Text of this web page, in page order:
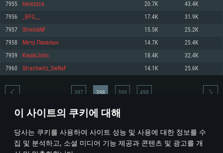
이 사이트의 쿠키에 대해
당사는 쿠키를 사용하여 사이트 성능 및 사용에 대한 정보를 수
집 및 분석하고, 소셜 미디어 기능 제공과 콘텐츠 및 광고를 개
권장 사양
570 혹은 그 이상
여유 저장 공간: 62.2 GB (전체 클라이언트)
권장 사양
네트워크: 브로드밴드 인터넷
여유 저장 공간: 62.2 GB (전체 클라이언트)
권장 사양
운영체제: Ubuntu 20.04 64bit
프로세서: Intel Core i7
메모리: 16 GB
그래픽 카드: Vulkan 을 지원하고, 최신 그래픽 드라이버를 지원하는 NVIDIA
1060 (6개월 미만) 혹은 그와 동급의 성능을 가지며 최신 그래픽 드라이버를
지원하는 AMD RX 570 (6개월 미만; 최소사양 지원 해상도 720p) 이상
여유 저장 공간: 62.2 GB (전체 클라이언트)
7955 berezzca 20.7K 43.4K
7956 _BFG__ 17.4K 31.9K
7957 StrelokNF 15.5K 25.2K
7958 Метр Пихалыч 14.7K 25.4K
7959 KwakiJohn 18.4K 32.4K
7960 Strachwitz_SwRaF 14.1K 25.6K
* 순위표는 매일 1회 갱신됩니다
397 398 399 498